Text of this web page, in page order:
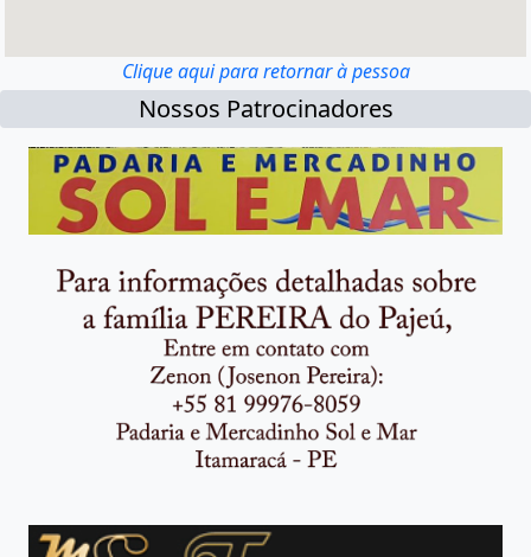
Clique aqui para retornar à pessoa
Nossos Patrocinadores